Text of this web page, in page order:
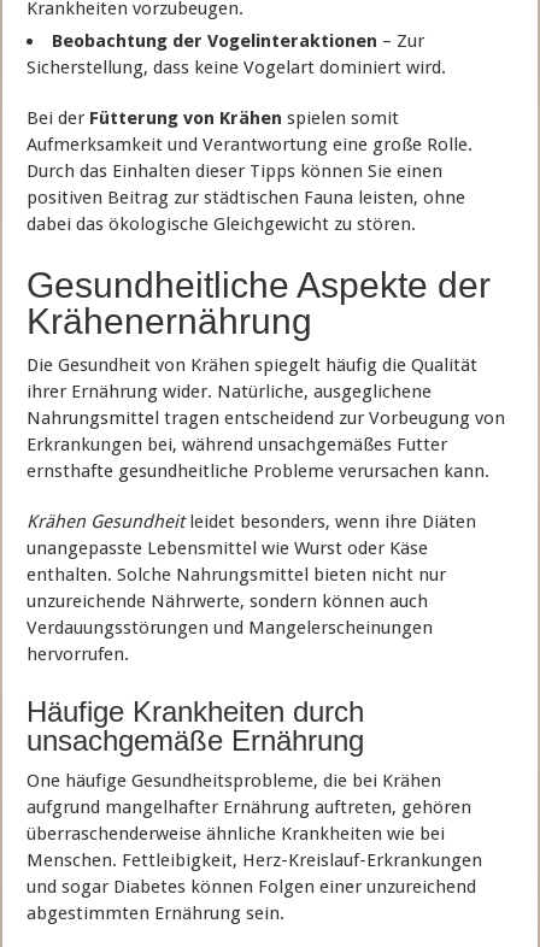
Krankheiten vorzubeugen.
Beobachtung der Vogelinteraktionen – Zur
Sicherstellung, dass keine Vogelart dominiert wird.
Bei der Fütterung von Krähen spielen somit
Aufmerksamkeit und Verantwortung eine große Rolle.
Durch das Einhalten dieser Tipps können Sie einen
positiven Beitrag zur städtischen Fauna leisten, ohne
dabei das ökologische Gleichgewicht zu stören.
Gesundheitliche Aspekte der
Krähenernährung
Die Gesundheit von Krähen spiegelt häufig die Qualität
ihrer Ernährung wider. Natürliche, ausgeglichene
Nahrungsmittel tragen entscheidend zur Vorbeugung von
Erkrankungen bei, während unsachgemäßes Futter
ernsthafte gesundheitliche Probleme verursachen kann.
Krähen Gesundheitleidet besonders, wenn ihre Diäten
unangepasste Lebensmittel wie Wurst oder Käse
enthalten. Solche Nahrungsmittel bieten nicht nur
unzureichende Nährwerte, sondern können auch
Verdauungsstörungen und Mangelerscheinungen
hervorrufen.
Häufige Krankheiten durch
unsachgemäße Ernährung
One häufige Gesundheitsprobleme, die bei Krähen
aufgrund mangelhafter Ernährung auftreten, gehören
überraschenderweise ähnliche Krankheiten wie bei
Menschen. Fettleibigkeit, Herz-Kreislauf-Erkrankungen
und sogar Diabetes können Folgen einer unzureichend
abgestimmten Ernährung sein.